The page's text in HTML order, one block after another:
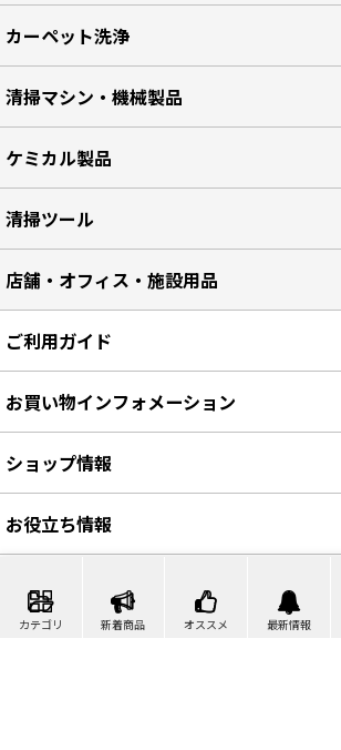
カテゴリ 新着商品 オススメ 最新情報
カーペット洗浄
清掃マシン・機械製品
ケミカル製品
清掃ツール
店舗・オフィス・施設用品
ご利用ガイド
お買い物インフォメーション
ショップ情報
お役立ち情報